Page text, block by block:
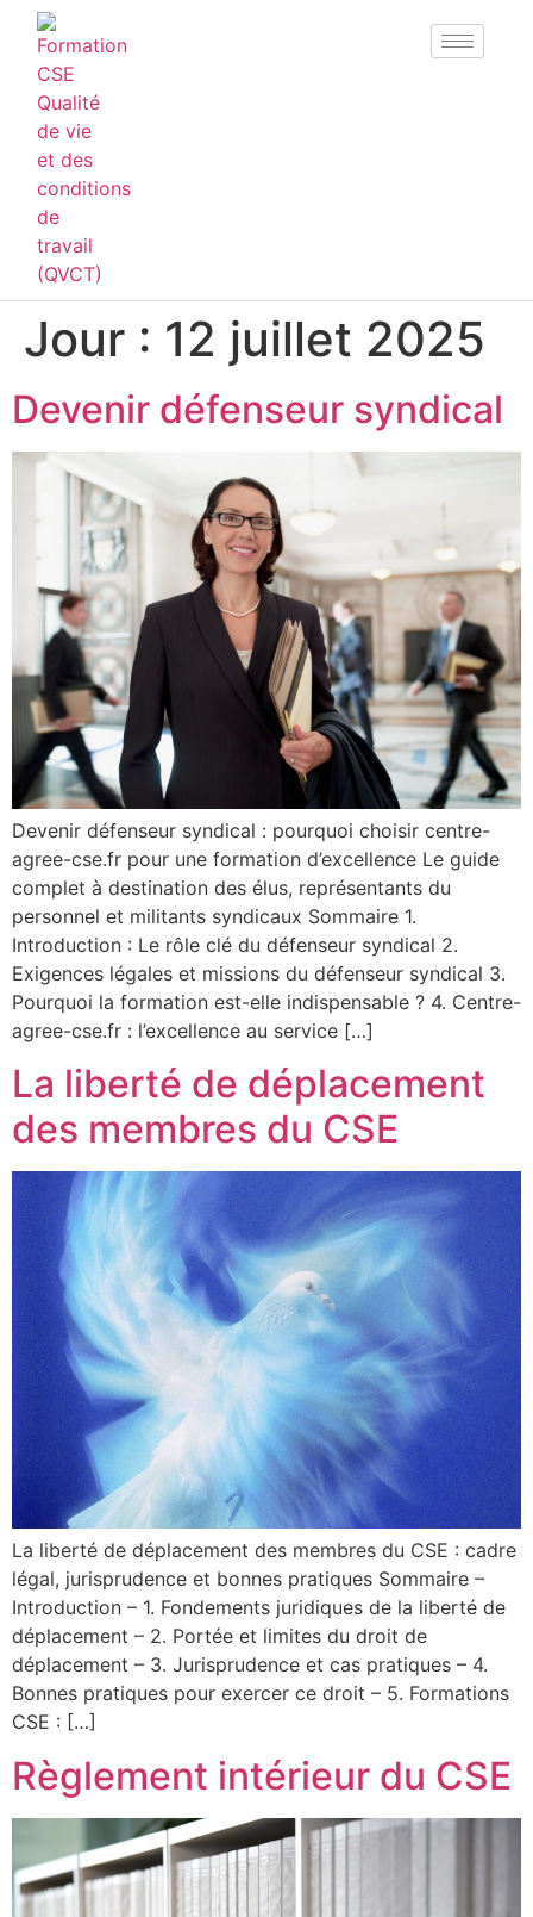
Jour : 12 juillet 2025
Devenir défenseur syndical
Devenir défenseur syndical : pourquoi choisir centre-
agree-cse.fr pour une formation d’excellence Le guide
complet à destination des élus, représentants du
personnel et militants syndicaux Sommaire 1.
Introduction : Le rôle clé du défenseur syndical 2.
Exigences légales et missions du défenseur syndical 3.
Pourquoi la formation est-elle indispensable ? 4. Centre-
agree-cse.fr : l’excellence au service […]
La liberté de déplacement
des membres du CSE
La liberté de déplacement des membres du CSE : cadre
légal, jurisprudence et bonnes pratiques Sommaire –
Introduction – 1. Fondements juridiques de la liberté de
déplacement – 2. Portée et limites du droit de
déplacement – 3. Jurisprudence et cas pratiques – 4.
Bonnes pratiques pour exercer ce droit – 5. Formations
CSE : […]
Règlement intérieur du CSE